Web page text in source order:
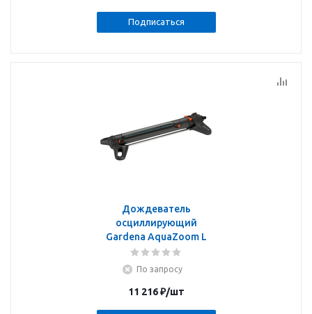
Подписаться
Дождеватель
осциллирующий
Gardena AquaZoom L
По запросу
11 216₽/шт